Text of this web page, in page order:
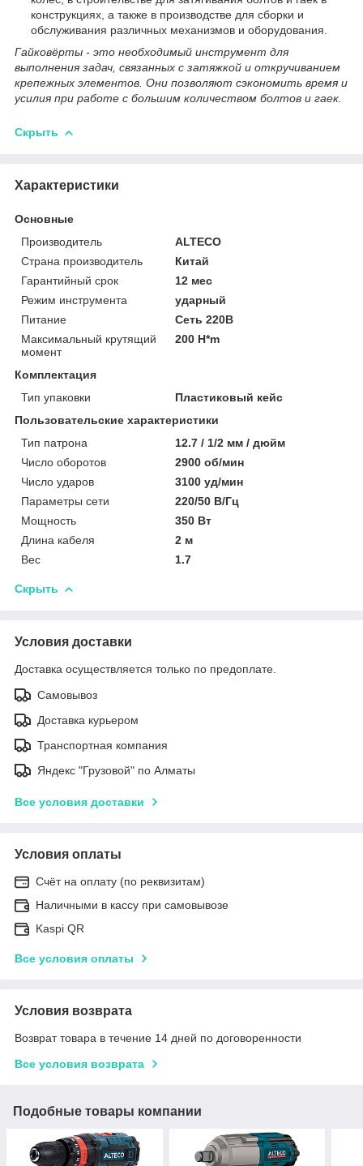
конструкциях, а также в производстве для сборки и
обслуживания различных механизмов и оборудования.
Гайковёрты - это необходимый инструмент для
выполнения задач, связанных с затяжкой и откручиванием
крепежных элементов. Они позволяют сэкономить время и
усилия при работе с большим количеством болтов и гаек.
Скрыть
Характеристики
Основные
Производитель
ALTECO
Страна производитель
Китай
Гарантийный срок
12 мес
Режим инструмента
ударный
Питание
Сеть 220В
Максимальный крутящий
момент
200 H*m
Комплектация
Тип упаковки
Пластиковый кейс
Пользовательские характеристики
Тип патрона
12.7 / 1/2 мм / дюйм
Число оборотов
2900 об/мин
Число ударов
3100 уд/мин
Параметры сети
220/50 В/Гц
Мощность
350 Вт
Длина кабеля
2 м
Вес
1.7
Скрыть
Условия доставки
Доставка осуществляется только по предоплате.
Самовывоз
Доставка курьером
Транспортная компания
Яндекс "Грузовой" по Алматы
Все условия доставки
Условия оплаты
Счёт на оплату (по реквизитам)
Наличными в кассу при самовывозе
Kaspi QR
Все условия оплаты
Условия возврата
Возврат товара в течение 14 дней по договоренности
Все условия возврата
Подобные товары компании